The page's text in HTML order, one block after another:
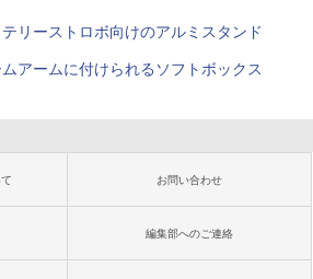
リーストロボ向けのアルミスタンド
アームに付けられるソフトボックス
お問い合わせ
編集部へのご連絡